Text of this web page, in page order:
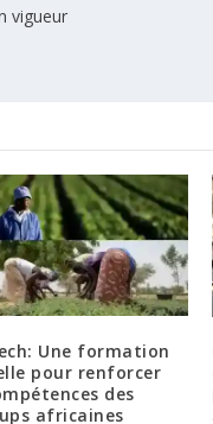
vigueur
Une formation
pour renforcer
des
africaines